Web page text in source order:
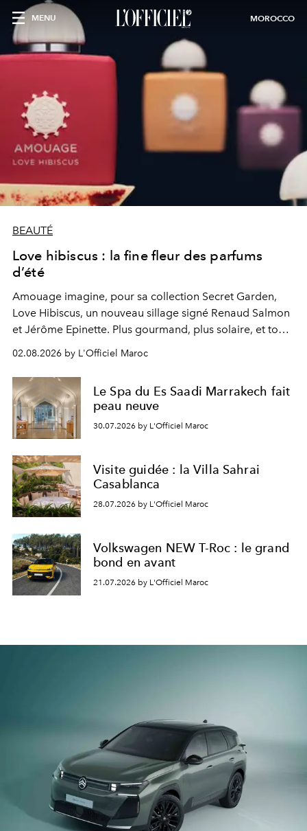
MENU MOROCCO
BEAUTÉ
Love hibiscus : la fine fleur des parfums
d’été
Amouage imagine, pour sa collection Secret Garden,
Love Hibiscus, un nouveau sillage signé Renaud Salmon
et Jérôme Epinette. Plus gourmand, plus solaire, et tout
à fait irrésistible.
02.08.2026 by L'Officiel Maroc
Le Spa du Es Saadi Marrakech fait
peau neuve
30.07.2026 by L'Officiel Maroc
Visite guidée : la Villa Sahrai
Casablanca
28.07.2026 by L'Officiel Maroc
Volkswagen NEW T-Roc : le grand
bond en avant
21.07.2026 by L'Officiel Maroc